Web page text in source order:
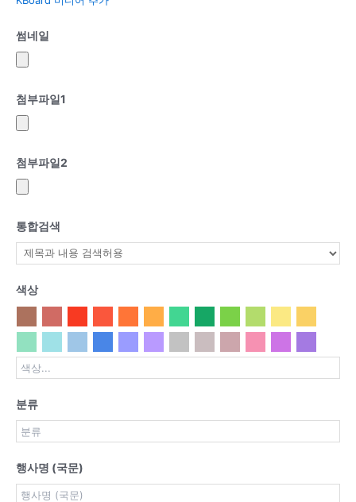
썸네일
첨부파일1
첨부파일2
통합검색
색상
분류
행사명 (국문)